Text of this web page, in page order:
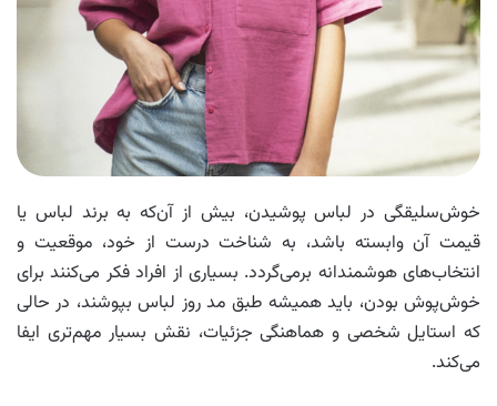
خوش‌سلیقگی در لباس پوشیدن، بیش از آن‌که به برند لباس یا
قیمت آن وابسته باشد، به شناخت درست از خود، موقعیت و
انتخاب‌های هوشمندانه برمی‌گردد. بسیاری از افراد فکر می‌کنند برای
خوش‌پوش بودن، باید همیشه طبق مد روز لباس بپوشند، در حالی
که استایل شخصی و هماهنگی جزئیات، نقش بسیار مهم‌تری ایفا
می‌کند.